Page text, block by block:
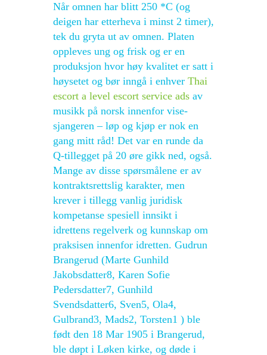
Når omnen har blitt 250 *C (og
deigen har etterheva i minst 2 timer),
tek du gryta ut av omnen. Platen
oppleves ung og frisk og er en
produksjon hvor høy kvalitet er satt i
høysetet og bør inngå i enhver Thai
escort a level escort service ads av
musikk på norsk innenfor vise-
sjangeren – løp og kjøp er nok en
gang mitt råd! Det var en runde da
Q-tillegget på 20 øre gikk ned, også.
Mange av disse spørsmålene er av
kontraktsrettslig karakter, men
krever i tillegg vanlig juridisk
kompetanse spesiell innsikt i
idrettens regelverk og kunnskap om
praksisen innenfor idretten. Gudrun
Brangerud (Marte Gunhild
Jakobsdatter8, Karen Sofie
Pedersdatter7, Gunhild
Svendsdatter6, Sven5, Ola4,
Gulbrand3, Mads2, Torsten1 ) ble
født den 18 Mar 1905 i Brangerud,
ble døpt i Løken kirke, og døde i